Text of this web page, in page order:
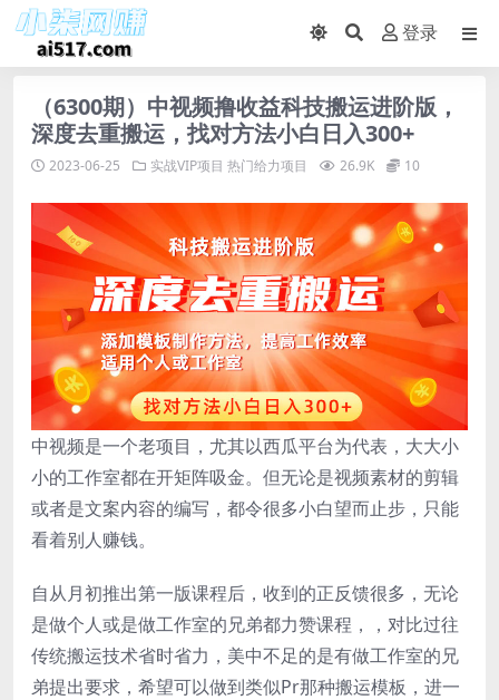
登录
（6300期）中视频撸收益科技搬运进阶版，
深度去重搬运，找对方法小白日入300+
2023-06-25 实战VIP项目 热门给力项目 26.9K 10
中视频是一个老项目，尤其以西瓜平台为代表，大大小
小的工作室都在开矩阵吸金。但无论是视频素材的剪辑
或者是文案内容的编写，都令很多小白望而止步，只能
看着别人赚钱。
自从月初推出第一版课程后，收到的正反馈很多，无论
是做个人或是做工作室的兄弟都力赞课程，，对比过往
传统搬运技术省时省力，美中不足的是有做工作室的兄
弟提出要求，希望可以做到类似Pr那种搬运模板，进一